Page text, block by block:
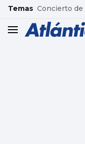
common.go-to-
Temas Concierto de
header.menu.open